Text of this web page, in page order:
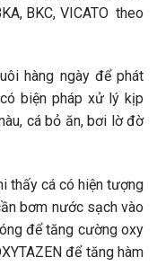
BKC, VICATO theo
hàng ngày để phát
biện pháp xử lý kịp
cá bỏ ăn, bơi lờ đờ
thấy cá có hiện tượng
bơm nước sạch vào
để tăng cường oxy
để tăng hàm